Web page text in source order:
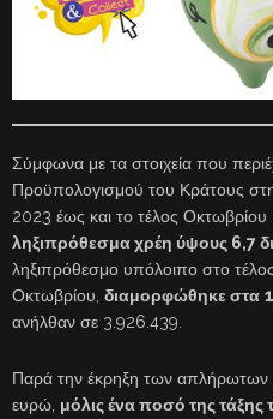
Σύμφωνα με τα στοιχεία που
Προϋπολογισμού του Κράτους
2023 έως και το τέλος
ληξιπρόθεσμα χρέη ύψους 6,7
ληξιπρόθεσμο υπόλοιπο στο
Οκτωβρίου, διαμορφώθηκε στα
ανήλθαν σε 3.926.439.
Παρά την έκρηξη των απλήρωτων
ευρώ, μόλις ένα ποσό της τάξης